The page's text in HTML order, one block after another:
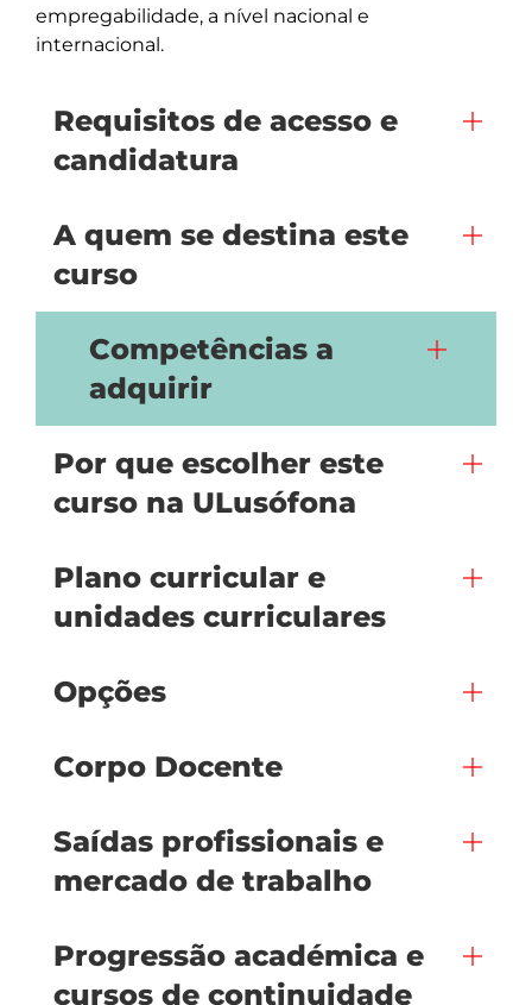
empregabilidade, a nível nacional e
internacional.
Requisitos de acesso e
candidatura
A quem se destina este
curso
Competências a
adquirir
Por que escolher este
curso na ULusófona
Plano curricular e
unidades curriculares
Opções
Corpo Docente
Saídas profissionais e
mercado de trabalho
Progressão académica e
cursos de continuidade